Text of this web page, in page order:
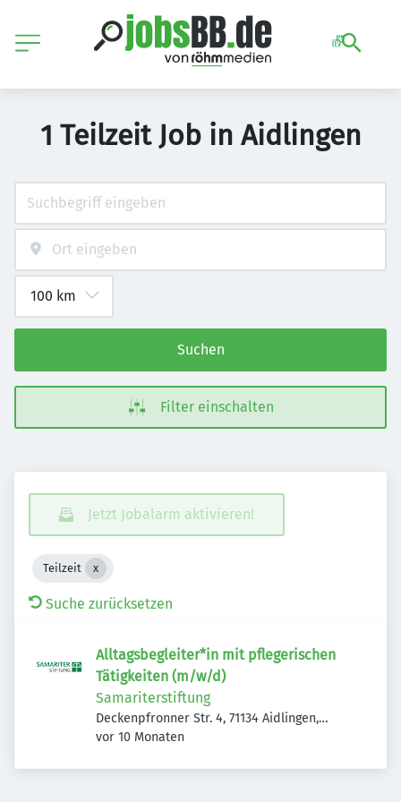
1 Teilzeit Job in Aidlingen
Suchen
Filter einschalten
Jetzt Jobalarm aktivieren!
Teilzeit
Suche zurücksetzen
Alltagsbegleiter*in mit pflegerischen
Tätigkeiten (m/w/d)
Samariterstiftung
Deckenpfronner Str. 4, 71134 Aidlingen,
Deutschland
Veröffentlicht:
vor 10 Monaten